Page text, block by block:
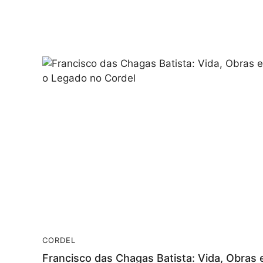
CORDEL
Francisco das Chagas Batista: Vida, Obras